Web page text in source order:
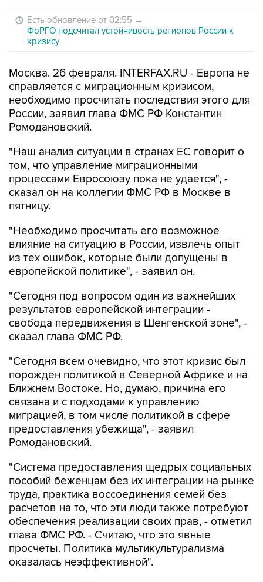
Есть обновление от 02:55 →
ФоРГО подсчитал устойчивость регионов России к
кризису
Москва. 26 февраля. INTERFAX.RU - Европа не
справляется с миграционным кризисом,
необходимо просчитать последствия этого для
России, заявил глава ФМС РФ Константин
Ромодановский.
"Наш анализ ситуации в странах ЕС говорит о
том, что управление миграционными
процессами Евросоюзу пока не удается", -
сказал он на коллегии ФМС РФ в Москве в
пятницу.
"Необходимо просчитать его возможное
влияние на ситуацию в России, извлечь опыт
из тех ошибок, которые были допущены в
европейской политике", - заявил он.
"Сегодня под вопросом один из важнейших
результатов европейской интеграции -
свобода передвижения в Шенгенской зоне", -
сказал глава ФМС РФ.
"Сегодня всем очевидно, что этот кризис был
порожден политикой в Северной Африке и на
Ближнем Востоке. Но, думаю, причина его
связана и с подходами к управлению
миграцией, в том числе политикой в сфере
предоставления убежища", - заявил
Ромодановский.
"Система предоставления щедрых социальных
пособий беженцам без их интеграции на рынке
труда, практика воссоединения семей без
расчетов на то, что эти люди также потребуют
обеспечения реализации своих прав, - отметил
глава ФМС РФ. - Считаю, что это явные
просчеты. Политика мультикультурализма
оказалась неэффективной".